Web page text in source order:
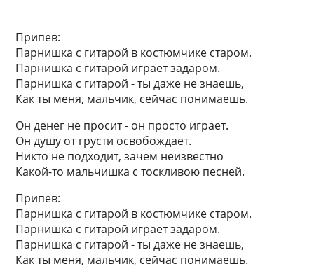
Припев:
Парнишка с гитарой в костюмчике старом.
Парнишка с гитарой играет задаром.
Парнишка с гитарой - ты даже не знаешь,
Как ты меня, мальчик, сейчас понимаешь.
Он денег не просит - он просто играет.
Он душу от грусти освобождает.
Никто не подходит, зачем неизвестно
Какой-то мальчишка с тоскливою песней.
Припев:
Парнишка с гитарой в костюмчике старом.
Парнишка с гитарой играет задаром.
Парнишка с гитарой - ты даже не знаешь,
Как ты меня, мальчик, сейчас понимаешь.